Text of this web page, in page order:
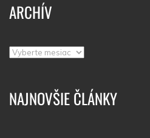
ARCHÍV
Archív
NAJNOVŠIE ČLÁNKY